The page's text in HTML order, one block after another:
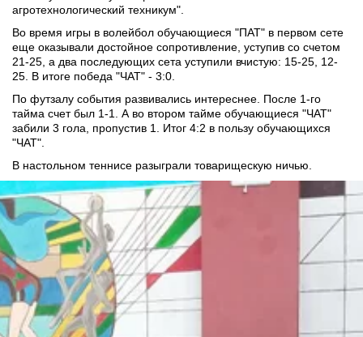
агротехнологический техникум".
Во время игры в волейбол обучающиеся "ПАТ" в первом сете
еще оказывали достойное сопротивление, уступив со счетом
21-25, а два последующих сета уступили вчистую: 15-25, 12-
25. В итоге победа "ЧАТ" - 3:0.
По футзалу события развивались интереснее. После 1-го
тайма счет был 1-1. А во втором тайме обучающиеся "ЧАТ"
забили 3 гола, пропустив 1. Итог 4:2 в пользу обучающихся
"ЧАТ".
В настольном теннисе разыграли товарищескую ничью.